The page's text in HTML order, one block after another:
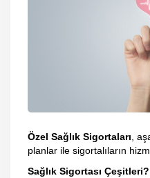
Özel Sağlık Sigortaları,
planlar ile sigortalıların
Sağlık Sigortası Çeşitleri?